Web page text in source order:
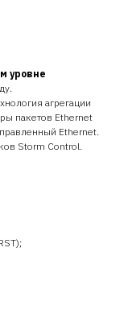
уровне
агрегации
пакетов Ethernet
Ethernet.
Storm Control.